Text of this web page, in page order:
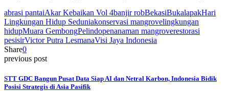
abrasi pantaiAkar Kebaikan Vol 4banjir robBekasiBukalapakHari
Lingkungan Hidup Seduniakonservasi mangrovelingkungan
hidupMuara GembongPelindopenanaman mangroverestorasi
pesisirVictor Putra LesmanaVisi Jaya Indonesia
Share0
previous post
STT GDC Bangun Pusat Data Siap AI dan Netral Karbon, Indonesia Bidik
Posisi Strategis di Asia Pasifik